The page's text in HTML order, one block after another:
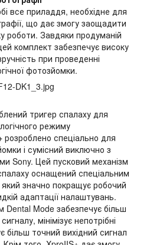
все приладдя, необхідне для
що дає змогу заощадити
роботи. Завдяки продуманій
комплект забезпечує високу
при проведенні
фотозйомки.
тригер спалаху для
режиму
розроблено спеціально для
і сумісний виключно з
Sony. Цей пусковий механізм
оснащений спеціальним
значно покращує робочий
адаптації налаштувань.
Mode забезпечує більш
мінімізує непотрібні
більш точний вихідний сигнал